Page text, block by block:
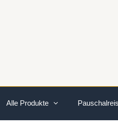
Alle Produkte